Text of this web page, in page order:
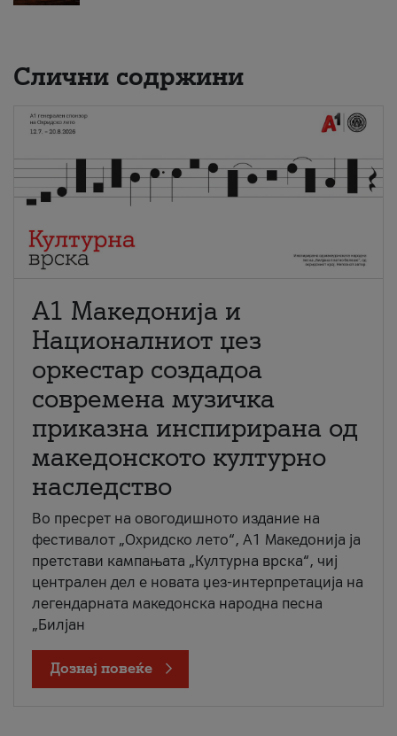
Слични содржини
А1 Македонија и
Националниот џез
оркестар создадоа
современа музичка
приказна инспирирана од
македонското културно
наследство
Во пресрет на овогодишното издание на
фестивалот „Охридско лето“, А1 Македонија ја
претстави кампањата „Културна врска“, чиј
централен дел е новата џез-интерпретација на
легендарната македонска народна песна
„Билјан
Дознај повеќе